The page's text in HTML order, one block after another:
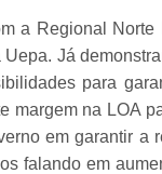
a Regional
Já
para
margem na LOA
em garantir a
falando em